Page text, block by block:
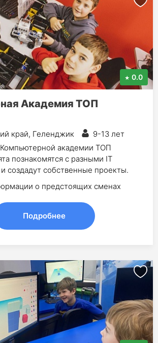
0.0
Академия ТОП
край, Геленджик
9-13 лет
академии ТОП
познакомятся с разными IT
создадут собственные проекты.
о предстоящих сменах
Подробнее